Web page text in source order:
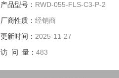
预紧等级C3 - 高度预紧
精度等级P - 精密级
密封件DS – 双唇密封件
导向滑块宽度 [mm]140.0
导向滑块高度 [mm]58.0
产品型号： RWD-055-FLS-C3-P-2
厂商性质： 经销商
更新时间： 2025-11-27
访 问 量： 483